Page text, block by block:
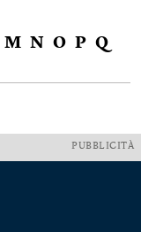
M N O P Q
PUBBLICITÀ